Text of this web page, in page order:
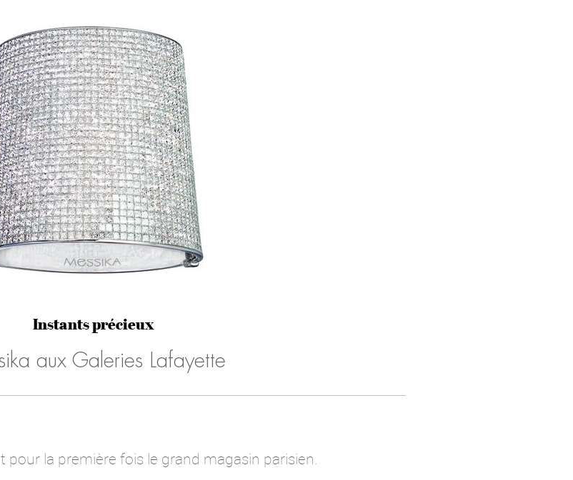
Instants précieux
aux Galeries Lafayette
pour la première fois le grand magasin parisien.